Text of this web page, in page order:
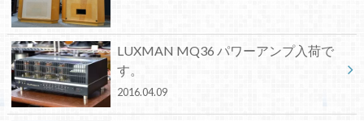
LUXMAN MQ36 パワーアンプ入荷で
す。
2016.04.09